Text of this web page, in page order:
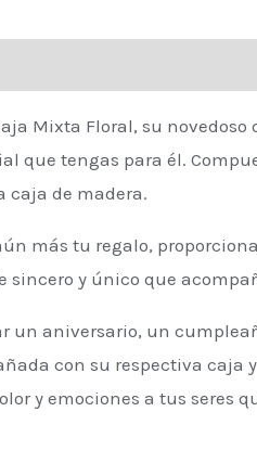
Mixta Floral, su
que tengas para él.
caja de madera.
más tu regalo,
sincero y único que
un aniversario, un
con su respectiva caja
y emociones a tus seres